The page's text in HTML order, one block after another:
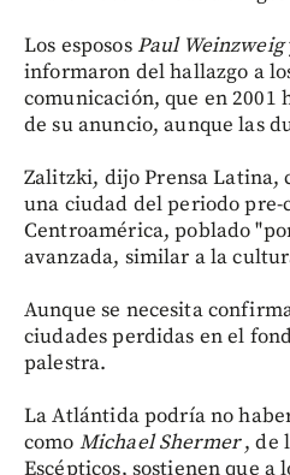
Los espososPaul Weinzweig
informaron del hallazgo a
comunicación, que en 2001
de su anuncio, aunque las
Zalitzki, dijo Prensa Latina,
una ciudad del periodo pre-
Centroamérica, poblado
avanzada, similar a la
Aunque se necesita
ciudades perdidas en el
palestra.
La Atlántida podría no
como Michael Shermer, de
Escépticos, sostienen que